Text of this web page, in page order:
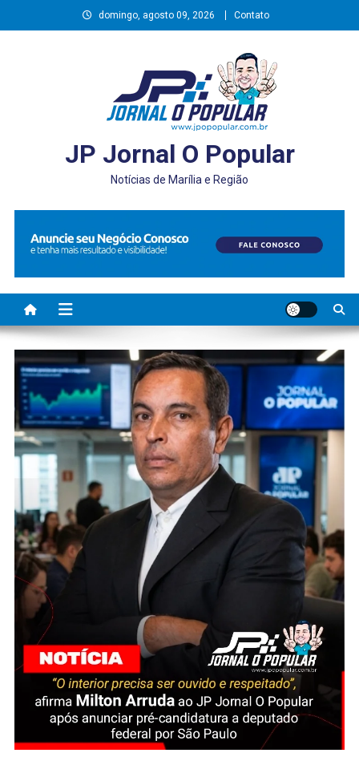
to
domingo, agosto 09, 2026 Contato
JP Jornal O Popular
Notícias de Marília e Região